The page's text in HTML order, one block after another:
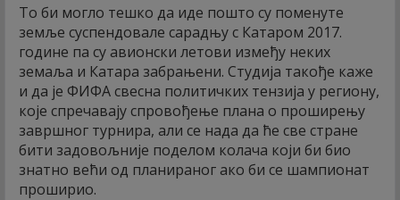
То би могло тешко да иде пошто су поменуте
земље суспендовале сарадњу с Катаром 2017.
године па су авионски летови између неких
земаља и Катара забрањени. Студија такође каже
и да је ФИФА свесна политичких тензија у региону,
које спречавају спровођење плана о проширењу
завршног турнира, али се нада да ће све стране
бити задовољније поделом колача који би био
знатно већи од планираног ако би се шампионат
проширио.